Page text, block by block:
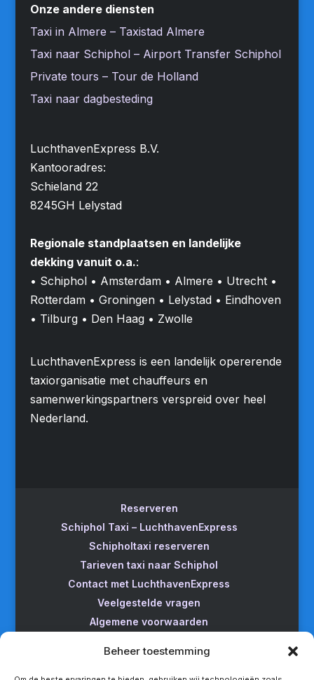
Beheer toestemming
Onze andere diensten
Taxi in Almere – Taxistad Almere
Taxi naar Schiphol – Airport Transfer Schiphol
Private tours – Tour de Holland
Taxi naar dagbesteding
LuchthavenExpress B.V.
Kantooradres:
Schieland 22
8245GH Lelystad
Regionale standplaatsen en landelijke
dekking vanuit o.a.:
• Schiphol • Amsterdam • Almere • Utrecht •
Rotterdam • Groningen • Lelystad • Eindhoven
• Tilburg • Den Haag • Zwolle
LuchthavenExpress is een landelijk opererende
taxiorganisatie met chauffeurs en
samenwerkingspartners verspreid over heel
Nederland.
Reserveren
Schiphol Taxi – LuchthavenExpress
Schipholtaxi reserveren
Tarieven taxi naar Schiphol
Contact met LuchthavenExpress
Veelgestelde vragen
Algemene voorwaarden